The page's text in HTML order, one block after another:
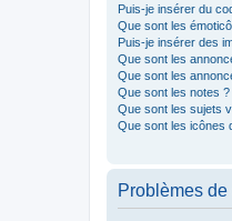
Puis-je insérer du
Que sont les
Puis-je insérer des
Que sont les
Que sont les
Que sont les notes ?
Que sont les sujets
Que sont les icônes
Problèmes